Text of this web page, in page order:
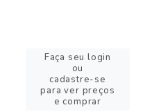
Faça seu login
ou
cadastre-se
para ver preços
e comprar